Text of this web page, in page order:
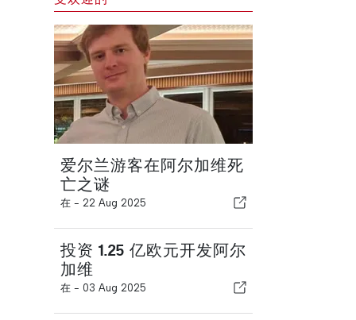
爱尔兰游客在阿尔加维死
亡之谜
在 - 22 Aug 2025
投资 1.25 亿欧元开发阿尔
加维
在 - 03 Aug 2025